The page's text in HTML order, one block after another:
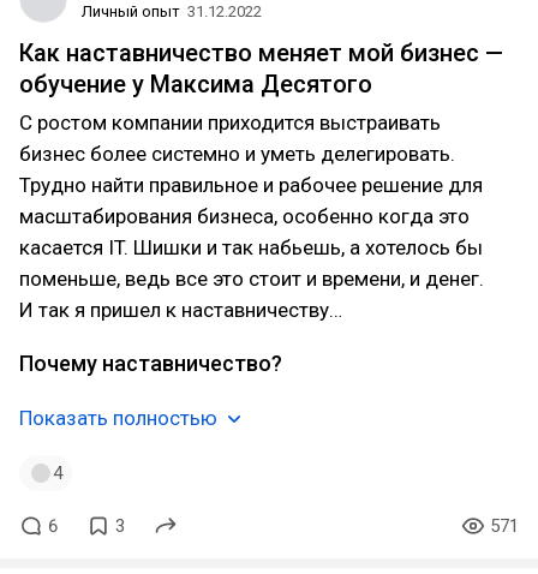
Личный опыт 31.12.2022
Как наставничество меняет мой бизнес —
обучение у Максима Десятого
С ростом компании приходится выстраивать
бизнес более системно и уметь делегировать.
Трудно найти правильное и рабочее решение для
масштабирования бизнеса, особенно когда это
касается IT. Шишки и так набьешь, а хотелось бы
поменьше, ведь все это стоит и времени, и денег.
И так я пришел к наставничеству…
Почему наставничество?
Показать полностью
4
6 3 571